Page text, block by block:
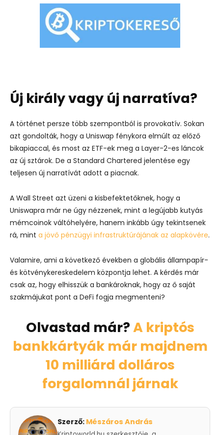
Új király vagy új narratíva?
A történet persze több szempontból is provokatív. Sokan
azt gondolták, hogy a Uniswap fénykora elmúlt az előző
bikapiaccal, és most az ETF-ek meg a Layer-2-es láncok
az új sztárok. De a Standard Chartered jelentése egy
teljesen új narratívát adott a piacnak.
A Wall Street azt üzeni a kisbefektetőknek, hogy a
Uniswapra már ne úgy nézzenek, mint a legújabb kutyás
mémcoinok váltóhelyére, hanem inkább úgy tekintsenek
rá, mint a jövő pénzügyi infrastruktúrájának az alapkövére.
Valamire, ami a következő években a globális állampapír-
és kötvénykereskedelem központja lehet. A kérdés már
csak az, hogy elhisszük a bankároknak, hogy az ő saját
szakmájukat pont a DeFi fogja megmenteni?
Olvastad már?A kriptós
bankkártyák már majdnem
10 milliárd dolláros
forgalomnál járnak
Szerző: Mészáros András